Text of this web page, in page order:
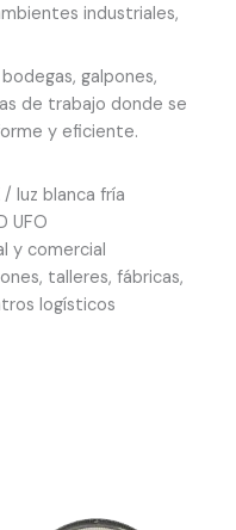
industriales,
galpones,
de trabajo donde se
y eficiente.
luz blanca fría
UFO
y comercial
talleres, fábricas,
logísticos